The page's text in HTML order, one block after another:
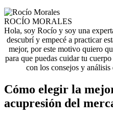
ROCÍO MORALES
Hola, soy Rocío y soy una
descubrí y empecé a practicar
mejor, por este motivo quiero
para que puedas cuidar tu
con los consejos y análisis
Cómo elegir la
acupresión del